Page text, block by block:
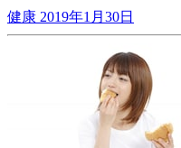
健康 2019年1月30日